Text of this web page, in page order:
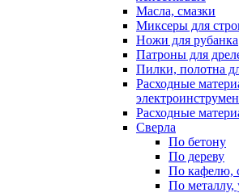
Масла, смазки
Миксеры для
Ножи для рубанка
Патроны для
Пилки, полотна
Расходные
Расходные
Сверла
По бетону
По дереву
По кафелю,
По металлу,